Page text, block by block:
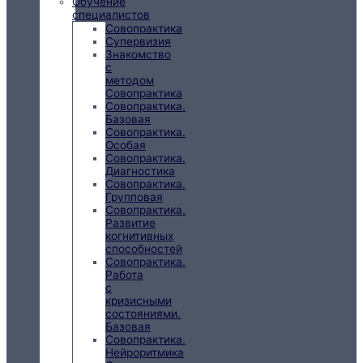
специалистов
Совопрактика
Супервизия
Знакомство
с
методом
Совопрактика
Совопрактика.
Базовая
Совопрактика.
Особая
Совопрактика.
Диагностика
Совопрактика.
Групповая
Совопрактика.
Развитие
когнитивных
способностей
Совопрактика.
Работа
с
кризисными
состояниями.
Базовая
Совопрактика.
Нейроритмика